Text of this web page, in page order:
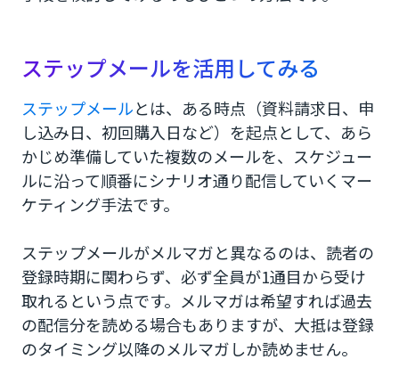
ステップメールを活用してみる
ステップメールとは、ある時点（資料請求日、申
し込み日、初回購入日など）を起点として、あら
かじめ準備していた複数のメールを、スケジュー
ルに沿って順番にシナリオ通り配信していくマー
ケティング手法です。
ステップメールがメルマガと異なるのは、読者の
登録時期に関わらず、必ず全員が1通目から受け
取れるという点です。メルマガは希望すれば過去
の配信分を読める場合もありますが、大抵は登録
のタイミング以降のメルマガしか読めません。